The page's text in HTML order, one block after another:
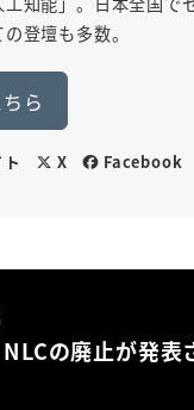
登壇も多数。
ら
X Facebook
の廃止が発表